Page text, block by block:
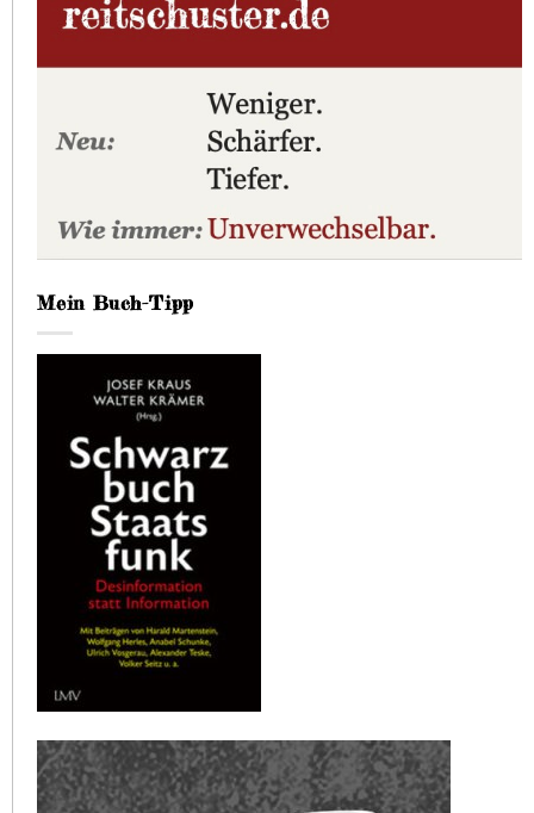
Mein Buch-Tipp